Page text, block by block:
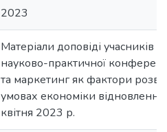
2023
Матеріали доповіді учасників
науково-практичної
та маркетинг як фактори
умовах економіки
квітня 2023 р.